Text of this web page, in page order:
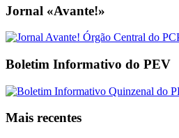
Jornal «Avante!»
Boletim Informativo do PEV
Mais recentes